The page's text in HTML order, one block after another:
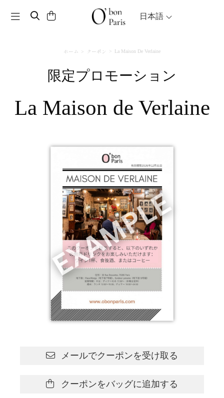
Toggle navigation 日本語
ホーム クーポン La Maison De Verlaine
限定プロモーション
La Maison de Verlaine
メールでクーポンを受け取る
クーポンをバッグに追加する